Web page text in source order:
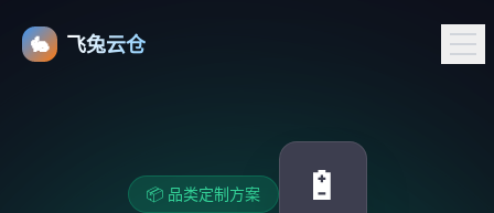
🐇 飞兔云仓
📦 品类定制方案 🔋